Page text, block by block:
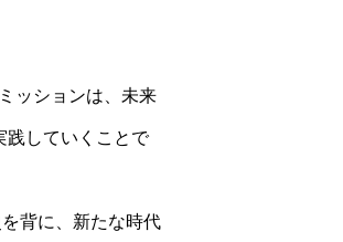
ッションは、未来
践していくことで
背に、新たな時代